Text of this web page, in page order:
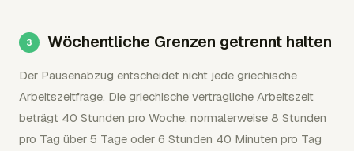
Wöchentliche Grenzen getrennt halten
Der Pausenabzug entscheidet nicht jede griechische
Arbeitszeitfrage. Die griechische vertragliche Arbeitszeit
beträgt 40 Stunden pro Woche, normalerweise 8 Stunden
pro Tag über 5 Tage oder 6 Stunden 40 Minuten pro Tag